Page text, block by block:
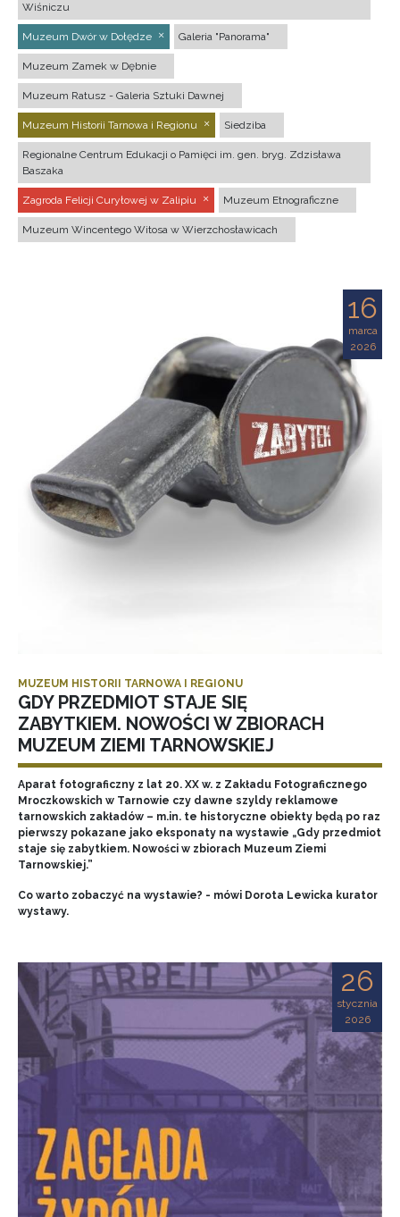
Wiśniczu
Muzeum Dwór w Dołędze Galeria "Panorama"
Muzeum Zamek w Dębnie
Muzeum Ratusz - Galeria Sztuki Dawnej
Muzeum Historii Tarnowa i Regionu Siedziba
Regionalne Centrum Edukacji o Pamięci im. gen. bryg. Zdzisława
Baszaka
Zagroda Felicji Curyłowej w Zalipiu Muzeum Etnograficzne
Muzeum Wincentego Witosa w Wierzchosławicach
16
marca
2026
MUZEUM HISTORII TARNOWA I REGIONU
GDY PRZEDMIOT STAJE SIĘ
ZABYTKIEM. NOWOŚCI W ZBIORACH
MUZEUM ZIEMI TARNOWSKIEJ
Aparat fotograficzny z lat 20. XX w. z Zakładu Fotograficznego
Mroczkowskich w Tarnowie czy dawne szyldy reklamowe
tarnowskich zakładów – m.in. te historyczne obiekty będą po raz
pierwszy pokazane jako eksponaty na wystawie „Gdy przedmiot
staje się zabytkiem. Nowości w zbiorach Muzeum Ziemi
Tarnowskiej.”
Co warto zobaczyć na wystawie? - mówi Dorota Lewicka kurator
wystawy.
26
stycznia
2026